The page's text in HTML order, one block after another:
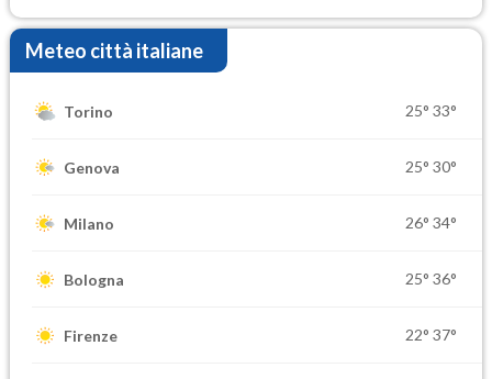
Meteo città italiane
Torino 25° 33°
Genova 25° 30°
Milano 26° 34°
Bologna 25° 36°
Firenze 22° 37°